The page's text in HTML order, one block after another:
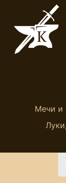
Перейти к
Мечи и